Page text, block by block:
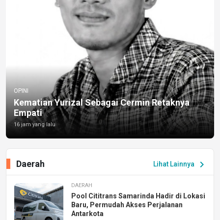
OPINI
Kematian Yurizal Sebagai Cermin Retaknya
Empati
16 jam yang lalu
Lihat Lainnya chevron_right
Daerah
DAERAH
Pool Cititrans Samarinda Hadir di Lokasi
Baru, Permudah Akses Perjalanan
Antarkota